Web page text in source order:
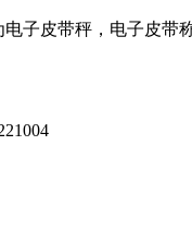
子皮带秤，电子皮带